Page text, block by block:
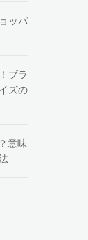
ッパ
ブラ
ズの
意味